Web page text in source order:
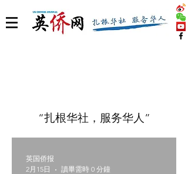
“扎根华社，服务华人”
英国侨报
2月15日
讀畢需時 0 分鐘